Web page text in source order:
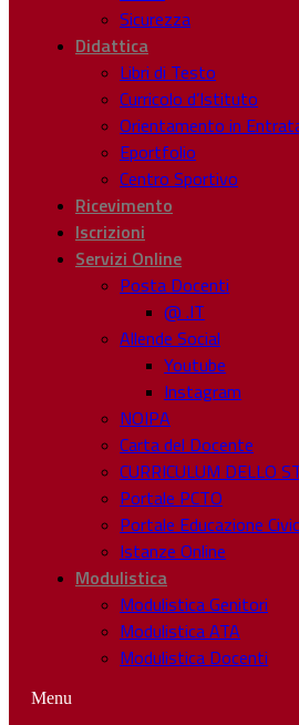
Sicurezza
Didattica
Libri di Testo
Curricolo d’Istituto
Orientamento in
Eportfolio
Centro Sportivo
Ricevimento
Iscrizioni
Servizi Online
Posta Docenti
@ .IT
Allende Social
Youtube
Instagram
NOIPA
Carta del Docente
CURRICULUM DELLO
Portale PCTO
Portale Educazione
Istanze Online
Modulistica
Modulistica Genitori
Modulistica ATA
Modulistica Docenti
Menu